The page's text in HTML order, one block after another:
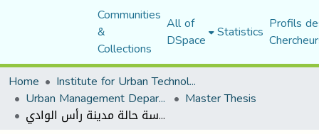
Communities
&
Collections
All of
DSpace Statistics Profils
Home
Institute for Urban Technology Management
Urban Management Department Master Thesis
التوسع العمراني بين التخطيط والتطبيق ـ دراسة حالة مدينة رأس الوادي